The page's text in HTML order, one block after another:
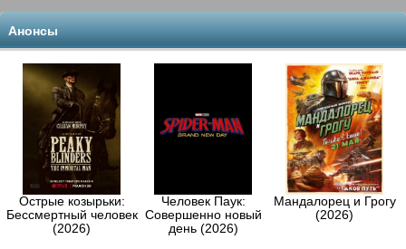
Анонсы
Острые козырьки:
Бессмертный человек
(2026)
Человек Паук:
Совершенно новый
день (2026)
Мандалорец и Грогу
(2026)